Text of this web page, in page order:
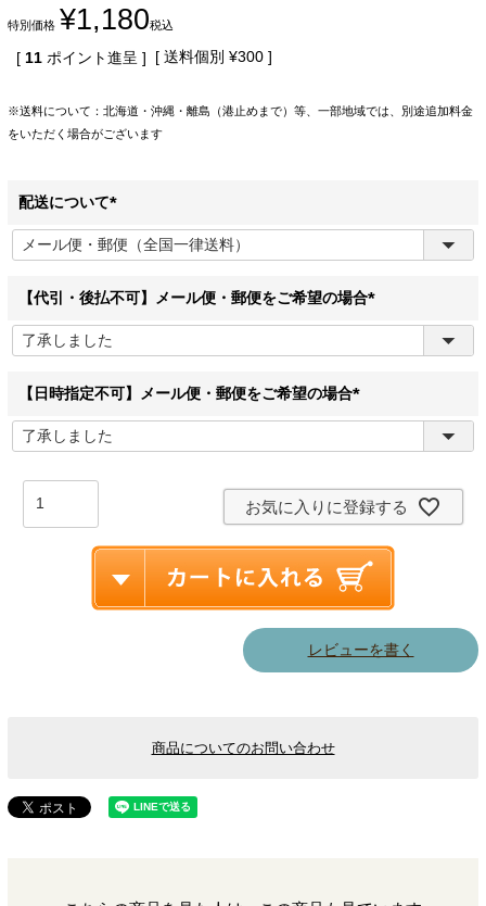
特別価格 ¥1,180税込
[ 11 ポイント進呈 ] 送料個別 ¥300
※送料について：北海道・沖縄・離島（港止めまで）等、一部地域では、別途追加料金
をいただく場合がございます
配送について
(
必
)
【代引・後払不可】メール便・郵便をご希望の場合
(
【日時指定不可】メール便・郵便をご希望の場合
(
)
お気に入りに登録する
レビューを書く
商品についてのお問い合わせ